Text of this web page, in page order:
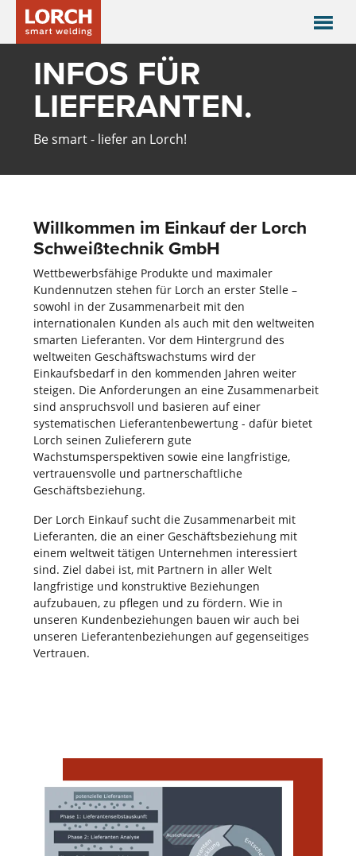
INFOS FÜR
LIEFERANTEN­.
Be smart - liefer an Lorch!
Willkommen im Einkauf der Lorch
Schweißtechnik GmbH
Wettbewerbsfähige Produkte und maximaler
Kundennutzen stehen für Lorch an erster Stelle –
sowohl in der Zusammenarbeit mit den
internationalen Kunden als auch mit den weltweiten
smarten Lieferanten. Vor dem Hintergrund des
weltweiten Geschäftswachstums wird der
Einkaufsbedarf in den kommenden Jahren weiter
steigen. Die Anforderungen an eine Zusammenarbeit
sind anspruchsvoll und basieren auf einer
systematischen Lieferantenbewertung - dafür bietet
Lorch seinen Zulieferern gute
Wachstumsperspektiven sowie eine langfristige,
vertrauensvolle und partnerschaftliche
Geschäftsbeziehung.
Der Lorch Einkauf sucht die Zusammenarbeit mit
Lieferanten, die an einer Geschäftsbeziehung mit
einem weltweit tätigen Unternehmen interessiert
sind. Ziel dabei ist, mit Partnern in aller Welt
langfristige und konstruktive Beziehungen
aufzubauen, zu pflegen und zu fördern. Wie in
unseren Kundenbeziehungen bauen wir auch bei
unseren Lieferantenbeziehungen auf gegenseitiges
Vertrauen.